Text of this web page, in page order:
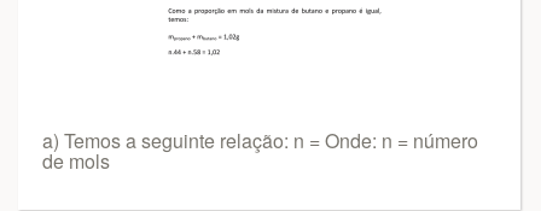
a) Temos a seguinte relação: n = Onde: n = número
de mols